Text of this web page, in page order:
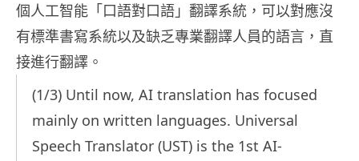
個人工智能「口語對口語」翻譯系統，可以對應沒
有標準書寫系統以及缺乏專業翻譯人員的語言，直
接進行翻譯。
(1/3) Until now, AI translation has focused
mainly on written languages. Universal
Speech Translator (UST) is the 1st AI-